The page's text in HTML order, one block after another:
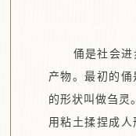
俑是社会
产物。最初的
的形状叫做刍灵
用粘土揉捏成